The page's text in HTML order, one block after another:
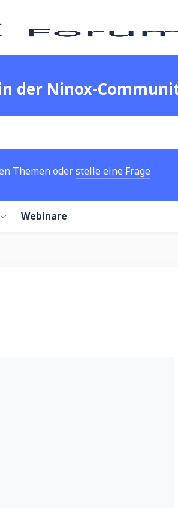
der Ninox-
Themen oderstelle eine Frage
Webinare